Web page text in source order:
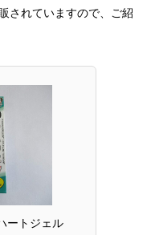
されていますので、ご紹
ートジェル